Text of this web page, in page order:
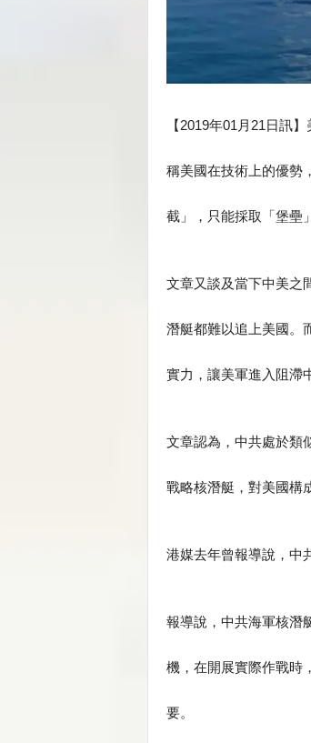
【2019年01月21日訊
稱美國在技術上的優勢
截」，只能採取「堡壘
文章又談及當下中美之
潛艇都難以追上美國。
實力，讓美軍進入阻滯
文章認為，中共處於類
戰略核潛艇，對美國構
港媒去年曾報導說，中
報導說，中共海軍核潛
機，在開展實際作戰時
要。